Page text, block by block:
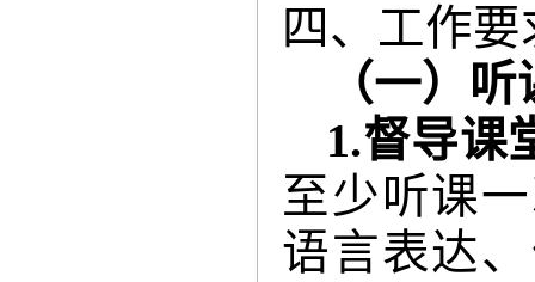
四、工作要
（一）
1.督导课
至少听课
语言表达